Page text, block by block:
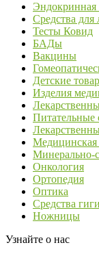
Эндокринная
Средства для
Тесты Ковид
БАДы
Вакцины
Детские
Изделия
Питательные
Медицинская
Минерально-
Онкология
Ортопедия
Оптика
Средства
Ножницы
Узнайте о нас